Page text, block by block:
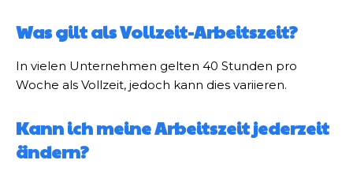
Was gilt als Vollzeit-Arbeitszeit?
In vielen Unternehmen gelten 40 Stunden pro
Woche als Vollzeit, jedoch kann dies variieren.
Kann ich meine Arbeitszeit jederzeit
ändern?